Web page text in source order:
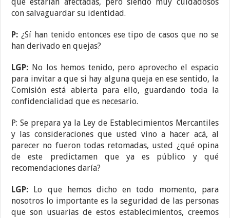
con salvaguardar su identidad.
P:¿Sí han tenido entonces ese tipo de casos que no se
han derivado en quejas?
LGP: No los hemos tenido, pero aprovecho el espacio
para invitar a que si hay alguna queja en ese sentido, la
Comisión está abierta para ello, guardando toda la
confidencialidad que es necesario.
P: Se prepara ya la Ley de Establecimientos Mercantiles
y las consideraciones que usted vino a hacer acá, al
parecer no fueron todas retomadas, usted ¿qué opina
de este predictamen que ya es público y qué
recomendaciones daría?
LGP: Lo que hemos dicho en todo momento, para
nosotros lo importante es la seguridad de las personas
que son usuarias de estos establecimientos, creemos